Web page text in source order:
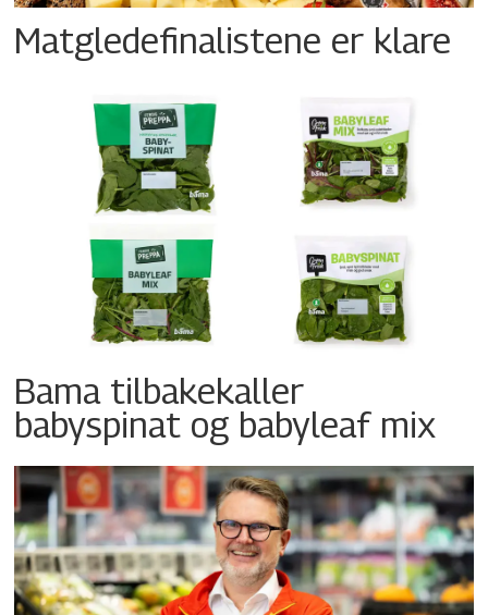
Matgledefinalistene er klare
Bama tilbakekaller
babyspinat og babyleaf mix